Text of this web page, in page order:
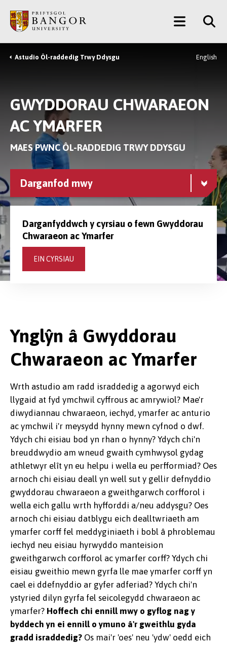
Prif
Gynnwys
Main
Menu
Breadcrumb
Astudio Ôl-raddedig Trwy Ddysgu English
GWYDDORAU CHWARAEON
AC YMARFER
MAES PWNC ÔL-RADDEDIG TRWY DDYSGU
Darganfod mwy
Darganfyddwch y cyrsiau o fewn Gwyddorau
Chwaraeon ac Ymarfer
EIN CYRSIAU
Ynglŷn â Gwyddorau
Chwaraeon ac Ymarfer
Wrth astudio am radd israddedig a agorwyd eich
llygaid at fyd ymchwil cyffrous ac amrywiol? Mae'r
diwydiannau chwaraeon, iechyd, ymarfer ac anturio
ac ymchwil i'r meysydd hynny mewn cyfnod o dwf.
Ydych chi eisiau bod yn rhan o hynny? Ydych chi'n
breuddwydio am wneud gwaith cymhwysol gydag
athletwyr elît yn eu helpu i wella eu perfformiad? Oes
arnoch chi eisiau deall yn well sut y gellir defnyddio
gwyddorau chwaraeon a gweithgarwch corfforol i
wella eich gallu wrth hyfforddi a/neu addysgu? Oes
arnoch chi eisiau datblygu eich dealltwriaeth am
ymarfer corff fel meddyginiaeth i bobl â phroblemau
iechyd neu eisiau hyrwyddo manteision
gweithgarwch corfforol ac ymarfer corff? Ydych chi
eisiau gweithio mewn gyrfa lle mae ymarfer corff yn
cael ei ddefnyddio ar gyfer adferiad? Ydych chi'n
ystyried dilyn gyrfa fel seicolegydd chwaraeon ac
ymarfer? Hoffech chi ennill mwy o gyflog nag y
byddech yn ei ennill o ymuno â'r gweithlu gyda
gradd israddedig? Os mai'r 'oes' neu 'ydw' oedd eich